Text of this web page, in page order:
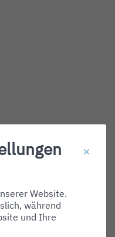
Website.
während
und Ihre